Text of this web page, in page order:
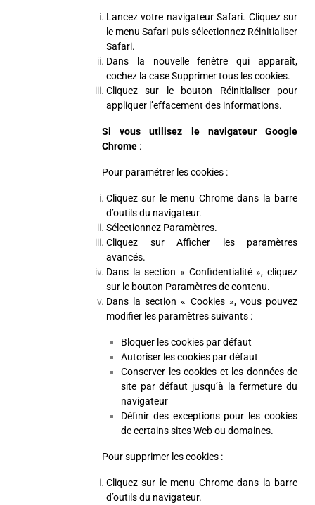
Lancez votre navigateur Safari. Cliquez sur
le menu Safari puis sélectionnez Réinitialiser
Safari.
Dans la nouvelle fenêtre qui apparaît,
cochez la case Supprimer tous les cookies.
Cliquez sur le bouton Réinitialiser pour
appliquer l’effacement des informations.
Si vous utilisez le navigateur Google
Chrome :
Pour paramétrer les cookies :
Cliquez sur le menu Chrome dans la barre
d’outils du navigateur.
Sélectionnez Paramètres.
Cliquez sur Afficher les paramètres
avancés.
Dans la section « Confidentialité », cliquez
sur le bouton Paramètres de contenu.
Dans la section « Cookies », vous pouvez
modifier les paramètres suivants :
Bloquer les cookies par défaut
Autoriser les cookies par défaut
Conserver les cookies et les données de
site par défaut jusqu’à la fermeture du
navigateur
Définir des exceptions pour les cookies
de certains sites Web ou domaines.
Pour supprimer les cookies :
Cliquez sur le menu Chrome dans la barre
d’outils du navigateur.